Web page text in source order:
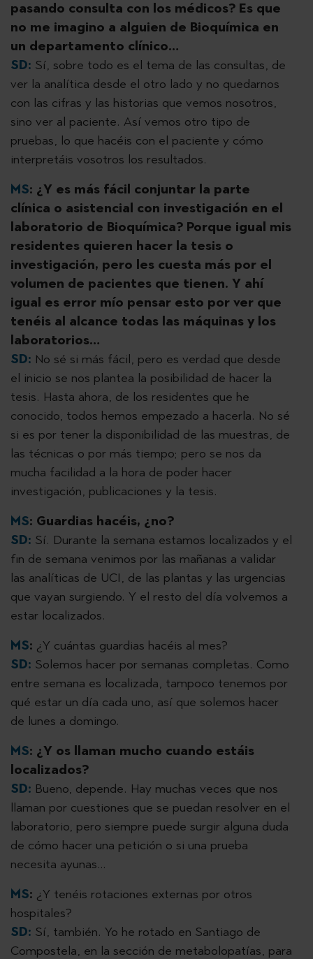
pasando consulta con los médicos? Es que
no me imagino a alguien de Bioquímica en
un departamento clínico…
SD: Sí, sobre todo es el tema de las consultas, de
ver la analítica desde el otro lado y no quedarnos
con las cifras y las historias que vemos nosotros,
sino ver al paciente. Así vemos otro tipo de
pruebas, lo que hacéis con el paciente y cómo
interpretáis vosotros los resultados.
MS: ¿Y es más fácil conjuntar la parte
clínica o asistencial con investigación en el
laboratorio de Bioquímica? Porque igual mis
residentes quieren hacer la tesis o
investigación, pero les cuesta más por el
volumen de pacientes que tienen. Y ahí
igual es error mío pensar esto por ver que
tenéis al alcance todas las máquinas y los
laboratorios…
SD: No sé si más fácil, pero es verdad que desde
el inicio se nos plantea la posibilidad de hacer la
tesis. Hasta ahora, de los residentes que he
conocido, todos hemos empezado a hacerla. No sé
si es por tener la disponibilidad de las muestras, de
las técnicas o por más tiempo; pero se nos da
mucha facilidad a la hora de poder hacer
investigación, publicaciones y la tesis.
MS: Guardias hacéis, ¿no?
SD: Sí. Durante la semana estamos localizados y el
fin de semana venimos por las mañanas a validar
las analíticas de UCI, de las plantas y las urgencias
que vayan surgiendo. Y el resto del día volvemos a
estar localizados.
MS: ¿Y cuántas guardias hacéis al mes?
SD: Solemos hacer por semanas completas. Como
entre semana es localizada, tampoco tenemos por
qué estar un día cada uno, así que solemos hacer
de lunes a domingo.
MS: ¿Y os llaman mucho cuando estáis
localizados?
SD: Bueno, depende. Hay muchas veces que nos
llaman por cuestiones que se puedan resolver en el
laboratorio, pero siempre puede surgir alguna duda
de cómo hacer una petición o si una prueba
necesita ayunas…
MS: ¿Y tenéis rotaciones externas por otros
hospitales?
SD: Sí, también. Yo he rotado en Santiago de
Compostela, en la sección de metabolopatías, para